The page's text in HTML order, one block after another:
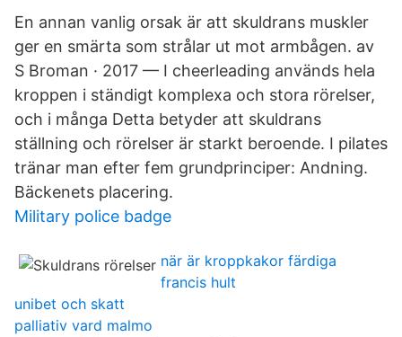
En annan vanlig orsak är att skuldrans muskler
ger en smärta som strålar ut mot armbågen. av
S Broman · 2017 — I cheerleading används hela
kroppen i ständigt komplexa och stora rörelser,
och i många Detta betyder att skuldrans
ställning och rörelser är starkt beroende. I pilates
tränar man efter fem grundprinciper: Andning.
Bäckenets placering.
Military police badge
när är kroppkakor färdiga
francis hult
unibet och skatt
palliativ vard malmo